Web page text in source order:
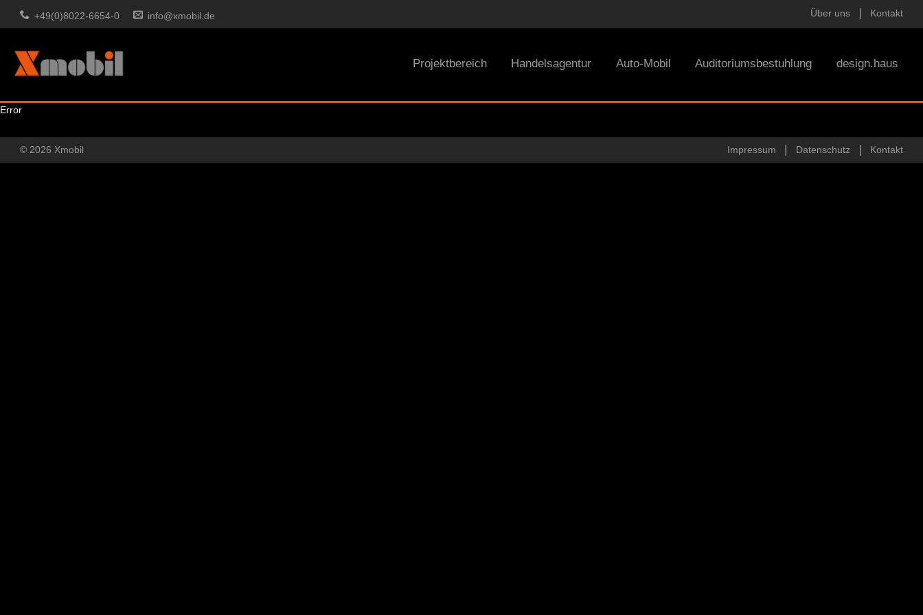
+49(0)8022-6654-0 info@xmobil.de Über uns Kontakt
Projektbereich Handelsagentur Auto-Mobil Auditoriumsbestuhlung design.haus
Error
© 2026 Xmobil Impressum Datenschutz Kontakt